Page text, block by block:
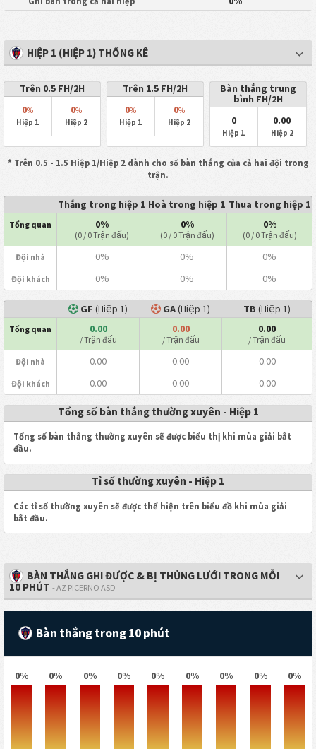
HIỆP 1 (HIỆP 1) THỐNG KÊ
Trên 0.5 FH/2H
0%
Hiệp 1
0%
Hiệp 2
Trên 1.5 FH/2H
0%
Hiệp 1
0%
Hiệp 2
Bàn thắng trung
bình FH/2H
0
Hiệp 1
0.00
Hiệp 2
* Trên 0.5 - 1.5 Hiệp 1/Hiệp 2 dành cho số bàn thắng của cả hai đội trong
trận.
Thắng trong hiệp 1 Hoà trong hiệp 1 Thua trong hiệp 1
Tổng quan 0%
(0 / 0 Trận đấu)
0%
(0 / 0 Trận đấu)
0%
(0 / 0 Trận đấu)
Đội nhà 0% 0% 0%
Đội khách 0% 0% 0%
GF (Hiệp 1) GA(Hiệp 1) TB (Hiệp 1)
Tổng quan 0.00
/ Trận đấu
0.00
/ Trận đấu
0.00
/ Trận đấu
Đội nhà 0.00 0.00 0.00
Đội khách 0.00 0.00 0.00
Tổng số bàn thắng thường xuyên - Hiệp 1
Tổng số bàn thắng thường xuyên sẽ được biểu thị khi mùa giải bắt
đầu.
Tỉ số thường xuyên - Hiệp 1
Các tỉ số thường xuyên sẽ được thể hiện trên biểu đồ khi mùa giải
bắt đầu.
BÀN THẮNG GHI ĐƯỢC & BỊ THỦNG LƯỚI TRONG MỖI
10 PHÚT - AZ PICERNO ASD
Bàn thắng trong 10 phút
0% 0% 0% 0% 0% 0% 0% 0% 0%